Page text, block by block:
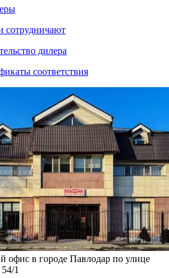
сотрудничают
дилера
соответствия
офис в городе Павлодар по улице
1